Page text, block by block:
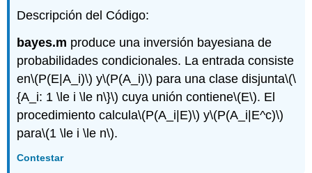
Descripción del Código:
bayes.m produce una inversión bayesiana de
probabilidades condicionales. La entrada consiste
en\(P(E|A_i)\) y\(P(A_i)\) para una clase disjunta\(\
{A_i: 1 \le i \le n\}\) cuya unión contiene\(E\). El
procedimiento calcula\(P(A_i|E)\) y\(P(A_i|E^c)\)
para\(1 \le i \le n\).
Contestar